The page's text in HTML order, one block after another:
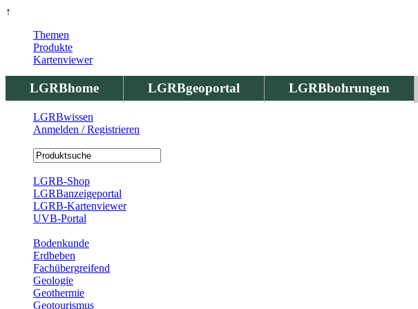
↑
LGRBhome LGRBgeoportal LGRBbohrungen
Themen
Produkte
Kartenviewer
LGRBwissen
Anmelden / Registrieren
LGRB-Shop
LGRBanzeigeportal
LGRB-Kartenviewer
UVB-Portal
Bodenkunde
Erdbeben
Fachübergreifend
Geologie
Geothermie
Geotourismus